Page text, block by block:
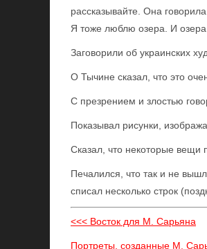
рассказывайте. Она
Я тоже люблю озера. И озера
Заговорили об украинских
О Тычине сказал, что это
С презрением и злостью
Показывал рисунки,
Сказал, что некоторые вещи
Печалился, что так и не
списал несколько строк
<<< Восток для М. Сарьяна
Портреты, созданные М.